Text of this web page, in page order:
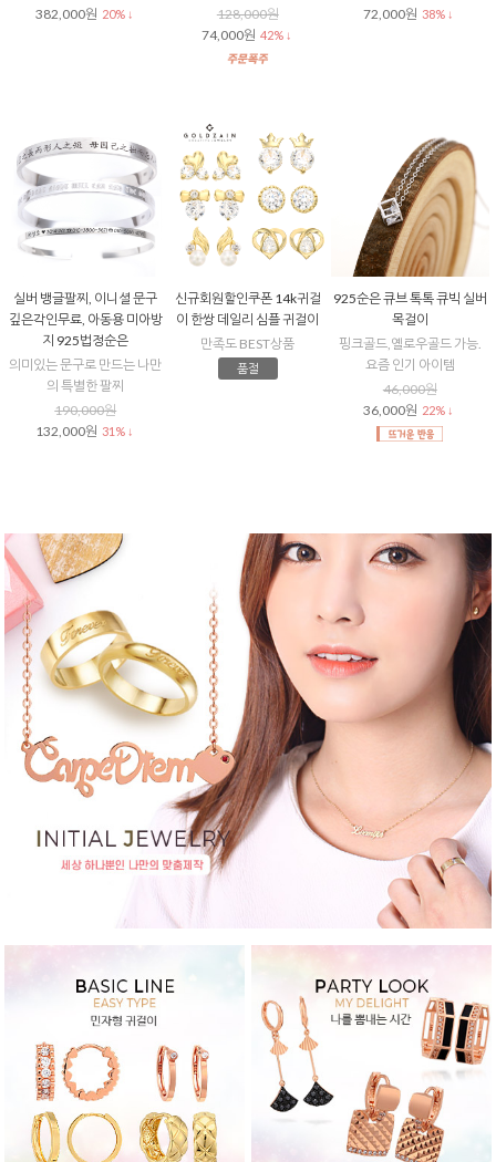
382,000원 20% ↓
128,000원
74,000원 42% ↓
72,000원 38% ↓
실버 뱅글팔찌, 이니셜 문구
깊은각인무료, 아동용 미아방
지 925법정순은
의미있는 문구로 만드는 나만
의 특별한 팔찌
190,000원
132,000원 31% ↓
신규회원할인쿠폰 14k귀걸
이 한쌍 데일리 심플 귀걸이
만족도 BEST상품
품절
925순은 큐브 톡톡 큐빅 실버
목걸이
핑크골드,옐로우골드 가능.
요즘 인기 아이템
46,000원
36,000원 22% ↓